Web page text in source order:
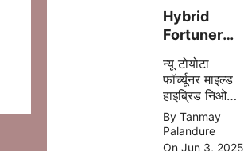
Hybrid
Fortuner
लॉन्च – ज़्यादा
पावर, कम फ्यूल
खर्च!
न्यू टोयोटा
फॉर्च्यूनर माइल्ड
हाइब्रिड निओ
ड्राइव में 5 %
डीजल की बचत
होने वाली है
By Tanmay
Palandure
On Jun 3, 2025